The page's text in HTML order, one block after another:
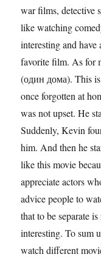
war films, detective
like watching
interesting and
favorite film. As for
(один дома). This
once forgotten at
was not upset. He
Suddenly, Kevin
him. And then he
like this movie
appreciate actors
advice people to
that to be separate
interesting. To sum
watch different